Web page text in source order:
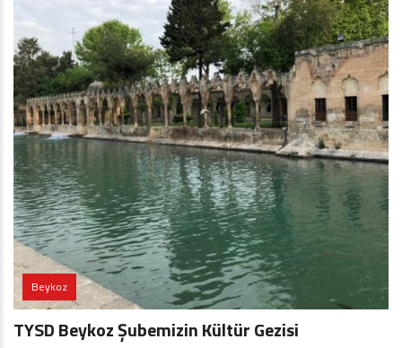
Beykoz
TYSD Beykoz Şubemizin Kültür Gezisi